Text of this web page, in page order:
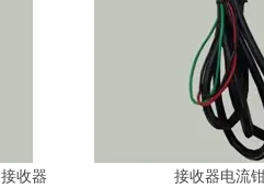
接收器 接收器电流